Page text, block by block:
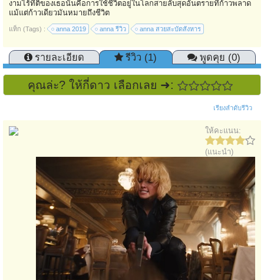
งามไร้ที่ติของเธอนั้นคือการใช้ชีวิตอยู่ในโลกสายลับสุดอันตรายที่ก้าวพลาด
แม้แต่ก้าวเดียวมันหมายถึงชีวิต
แท็ก (Tags) : anna 2019 anna รีวิว anna สวยสะบัดสังหาร
รายละเอียด รีวิว (1) พูดคุย (0)
คุณล่ะ? ให้กี่ดาว เลือกเลย ➜:
เรียงลำดับรีวิว
ให้คะแนน:
(แนะนำ)